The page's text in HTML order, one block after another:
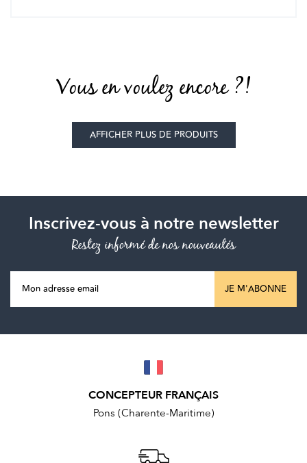
Vous en voulez encore ?!
AFFICHER PLUS DE PRODUITS
Inscrivez-vous à notre newsletter
Restez informé de nos nouveautés
JE M'ABONNE
CONCEPTEUR FRANÇAIS
Pons (Charente-Maritime)